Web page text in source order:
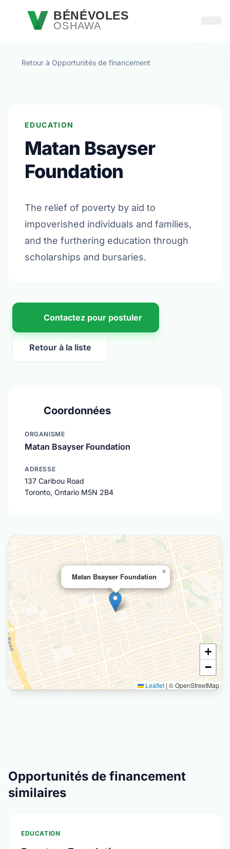
Passer au contenu principal
BÉNÉVOLES
OSHAWA
Retour à Opportunités de financement
EDUCATION
Matan Bsayser
Foundation
The relief of poverty by aid to
impoverished individuals and families,
and the furthering education through
scholarships and bursaries.
Contactez pour postuler
Retour à la liste
Coordonnées
ORGANISME
Matan Bsayser Foundation
ADRESSE
137 Caribou Road
Toronto, Ontario M5N 2B4
Matan Bsayser Foundation
×
+
−
Leaflet | © OpenStreetMap
Opportunités de financement
similaires
EDUCATION